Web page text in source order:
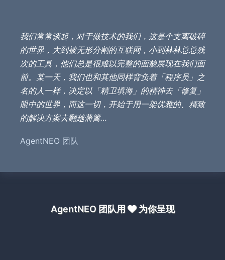
我们常常谈起，对于做技术的我们，这是个支离破碎
的世界，大到被无形分割的互联网，小到林林总总残
次的工具，他们总是很难以完整的面貌展现在我们面
前。某一天，我们也和其他同样背负着「程序员」之
名的人一样，决定以「精卫填海」的精神去「修复」
眼中的世界，而这一切，开始于用一架优雅的、精致
的解决方案去翻越藩篱…
AgentNEO 团队
AgentNEO 团队用 为你呈现